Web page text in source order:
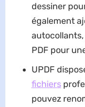
dessiner
également
PDF pour
UPDF
fichiers
pouvez